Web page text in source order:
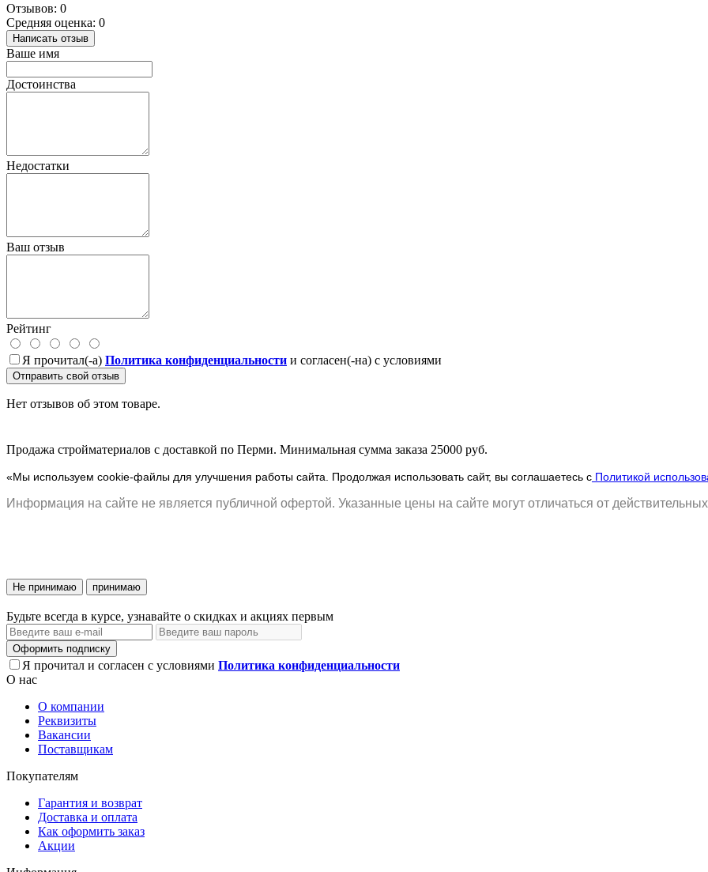
Отзывов: 0
Средняя оценка: 0
Написать отзыв
Ваше имя
Достоинства
Недостатки
Ваш отзыв
Рейтинг
Я прочитал(-а) Политика конфиденциальности и согласен(-на) с условиями
Отправить свой отзыв
Нет отзывов об этом товаре.
Продажа стройматериалов с доставкой по Перми. Минимальная сумма заказа 25000 руб.
«Мы используем cookie-файлы для улучшения работы сайта. Продолжая использовать сайт, вы соглашаетесь с Политикой
Информация на сайте не является публичной офертой. Указанные цены на сайте могут отличаться от
Не принимаю принимаю
Будьте всегда в курсе, узнавайте о скидках и акциях первым
Оформить подписку
Я прочитал и согласен с условиями Политика конфиденциальности
О нас
О компании
Реквизиты
Вакансии
Поставщикам
Покупателям
Гарантия и возврат
Доставка и оплата
Как оформить заказ
Акции